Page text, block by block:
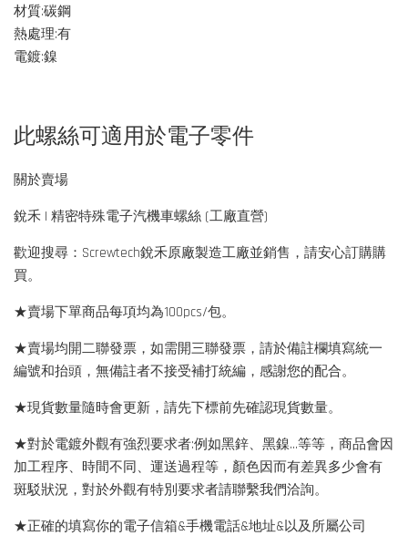
材質:碳鋼
熱處理:有
電鍍:鎳
此螺絲可適用於電子零件
關於賣場
銳禾 | 精密特殊電子汽機車螺絲 (工廠直營)
歡迎搜尋：Screwtech銳禾原廠製造工廠並銷售，請安心訂購購
買。
★賣場下單商品每項均為100pcs/包。
★賣場均開二聯發票，如需開三聯發票，請於備註欄填寫統一
編號和抬頭，無備註者不接受補打統編，感謝您的配合。
★現貨數量隨時會更新，請先下標前先確認現貨數量。
★對於電鍍外觀有強烈要求者:例如黑鋅、黑鎳...等等，商品會因
加工程序、時間不同、運送過程等，顏色因而有差異多少會有
斑駁狀況，對於外觀有特別要求者請聯繫我們洽詢。
★正確的填寫你的電子信箱&手機電話&地址&以及所屬公司